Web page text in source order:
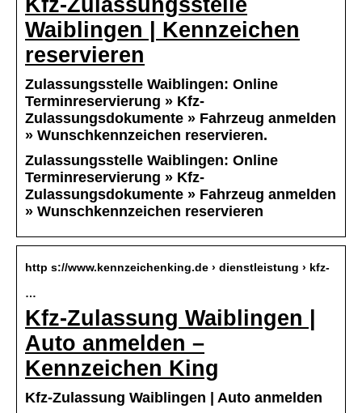
Waiblingen | Kennzeichen
reservieren
Zulassungsstelle Waiblingen: Online
Terminreservierung » Kfz-
Zulassungsdokumente » Fahrzeug anmelden
» Wunschkennzeichen reservieren.
Zulassungsstelle Waiblingen: Online
Terminreservierung » Kfz-
Zulassungsdokumente » Fahrzeug anmelden
» Wunschkennzeichen reservieren
http s://www.kennzeichenking.de › dienstleistung › kfz-
…
Kfz-Zulassung Waiblingen |
Auto anmelden –
Kennzeichen King
Kfz-Zulassung Waiblingen | Auto anmelden